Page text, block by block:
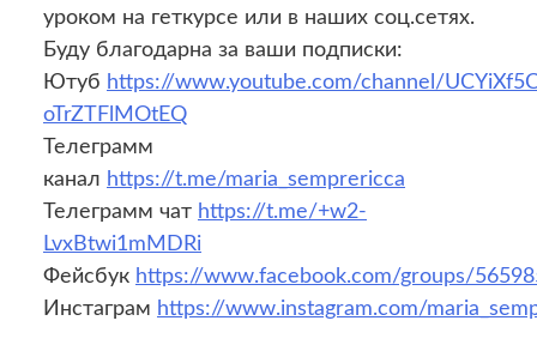
уроком на геткурсе или в наших соц.сетях.
Буду благодарна за ваши подписки:
Ютуб https://www.youtube.com/channel/
oTrZTFlMOtEQ
Телеграмм
канал https://t.me/maria_semprericca
Телеграмм чат https://t.me/+w2-
LvxBtwi1mMDRi
Фейсбук https://www.facebook.com/groups/
Инстаграм https://www.instagram.com/